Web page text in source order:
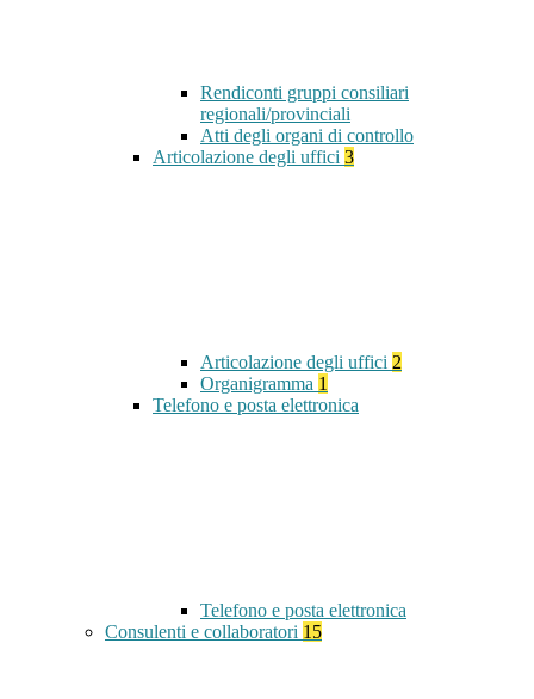
Rendiconti gruppi consiliari
regionali/provinciali
Atti degli organi di controllo
Articolazione degli uffici 3
Articolazione degli uffici 2
Organigramma 1
Telefono e posta elettronica
Telefono e posta elettronica
Consulenti e collaboratori 15